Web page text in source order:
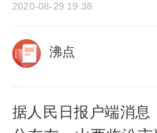
2020-08-29 19:38
沸点
据人民日报户端消息